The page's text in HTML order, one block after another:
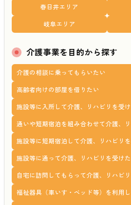
春日井エリア
岐阜エリア
介護事業を目的から探す
介護の相談に乗ってもらいたい
高齢者向けの部屋を借りたい
施設等に入所して介護、リハビリを受
通いや短期宿泊を組み合わせて介護、
施設等に短期宿泊して介護、リハビリ
施設等に通って介護、リハビリを受け
自宅に訪問してもらって介護、リハビ
福祉器具（車いす・ベッド等）を利用